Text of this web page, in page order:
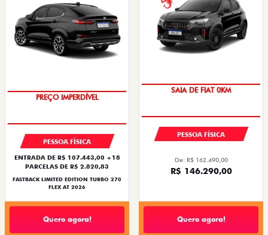
COM USADO NA TROCA
PESSOA FÍSICA
ENTRADA DE R$ 107.443,00 +18
PARCELAS DE R$ 2.820,83
FASTBACK LIMITED EDITION TURBO 270
FLEX AT 2026
Quero agora!
OPORTUNIDADE
PESSOA FÍSICA
De: R$ 162.490,00
R$ 146.290,00
Quero agora!